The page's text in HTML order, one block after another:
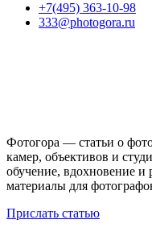
+7(495) 363-10-98
333@photogora.ru
Фотогора — статьи о
камер, объективов и
обучение, вдохновение
материалы для
Прислать статью